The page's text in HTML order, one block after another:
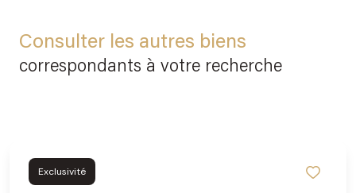
Consulter les autres biens
correspondants à votre recherche
Exclusivité